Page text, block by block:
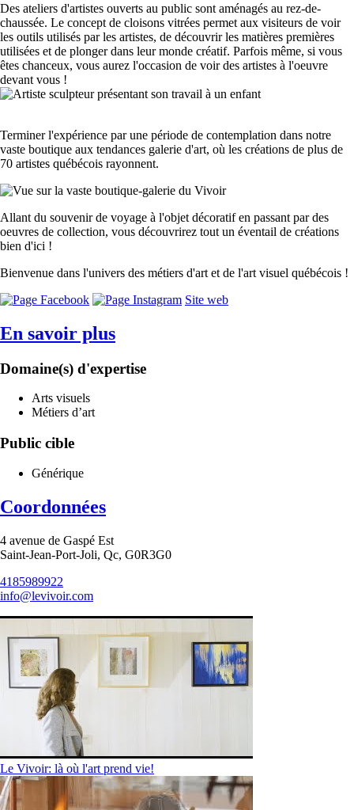
Des ateliers d'artistes ouverts au public sont aménagés au rez-de-
chaussée. Le concept de cloisons vitrées permet aux visiteurs de voir
les outils utilisés par les artistes, de découvrir les matières premières
utilisées et de plonger dans leur monde créatif. Parfois même, si vous
êtes chanceux, vous aurez l'occasion de voir des artistes à l'oeuvre
devant vous !
Terminer l'expérience par une période de contemplation dans notre
vaste boutique aux tendances galerie d'art, où les créations de plus de
70 artistes québécois rayonnent.
Allant du souvenir de voyage à l'objet décoratif en passant par des
oeuvres de collection, vous découvrirez tout un éventail de créations
bien d'ici !
Bienvenue dans l'univers des métiers d'art et de l'art visuel québécois !
Site web
En savoir plus
Domaine(s) d'expertise
Arts visuels
Métiers d’art
Public cible
Générique
Coordonnées
4 avenue de Gaspé Est
Saint-Jean-Port-Joli, Qc, G0R3G0
4185989922
info@levivoir.com
Le Vivoir: là où l'art prend vie!